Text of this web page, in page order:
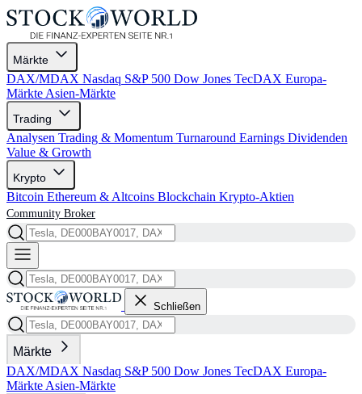
Märkte
DAX/MDAX Nasdaq S&P 500 Dow Jones TecDAX Europa-
Märkte Asien-Märkte
Trading
Analysen Trading & Momentum Turnaround Earnings Dividenden
Value & Growth
Krypto
Bitcoin Ethereum & Altcoins Blockchain Krypto-Aktien
Community Broker
Schließen
Märkte
DAX/MDAX Nasdaq S&P 500 Dow Jones TecDAX Europa-
Märkte Asien-Märkte